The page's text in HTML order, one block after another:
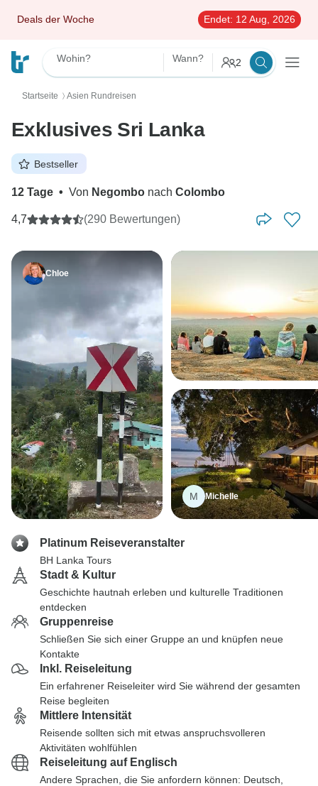
Deals der Woche Endet: 12 Aug, 2026
Wohin? Wann? 2
Startseite 〉 Asien Rundreisen
Exklusives Sri Lanka
Bestseller
12 Tage • Von Negombo nach Colombo
4,7 (290 Bewertungen)
Chloe
M Michelle
Platinum Reiseveranstalter
BH Lanka Tours
Stadt & Kultur
Geschichte hautnah erleben und kulturelle Traditionen
entdecken
Gruppenreise
Schließen Sie sich einer Gruppe an und knüpfen neue
Kontakte
Inkl. Reiseleitung
Ein erfahrener Reiseleiter wird Sie während der gesamten
Reise begleiten
Mittlere Intensität
Reisende sollten sich mit etwas anspruchsvolleren
Aktivitäten wohlfühlen
Reiseleitung auf Englisch
Andere Sprachen, die Sie anfordern können: Deutsch,